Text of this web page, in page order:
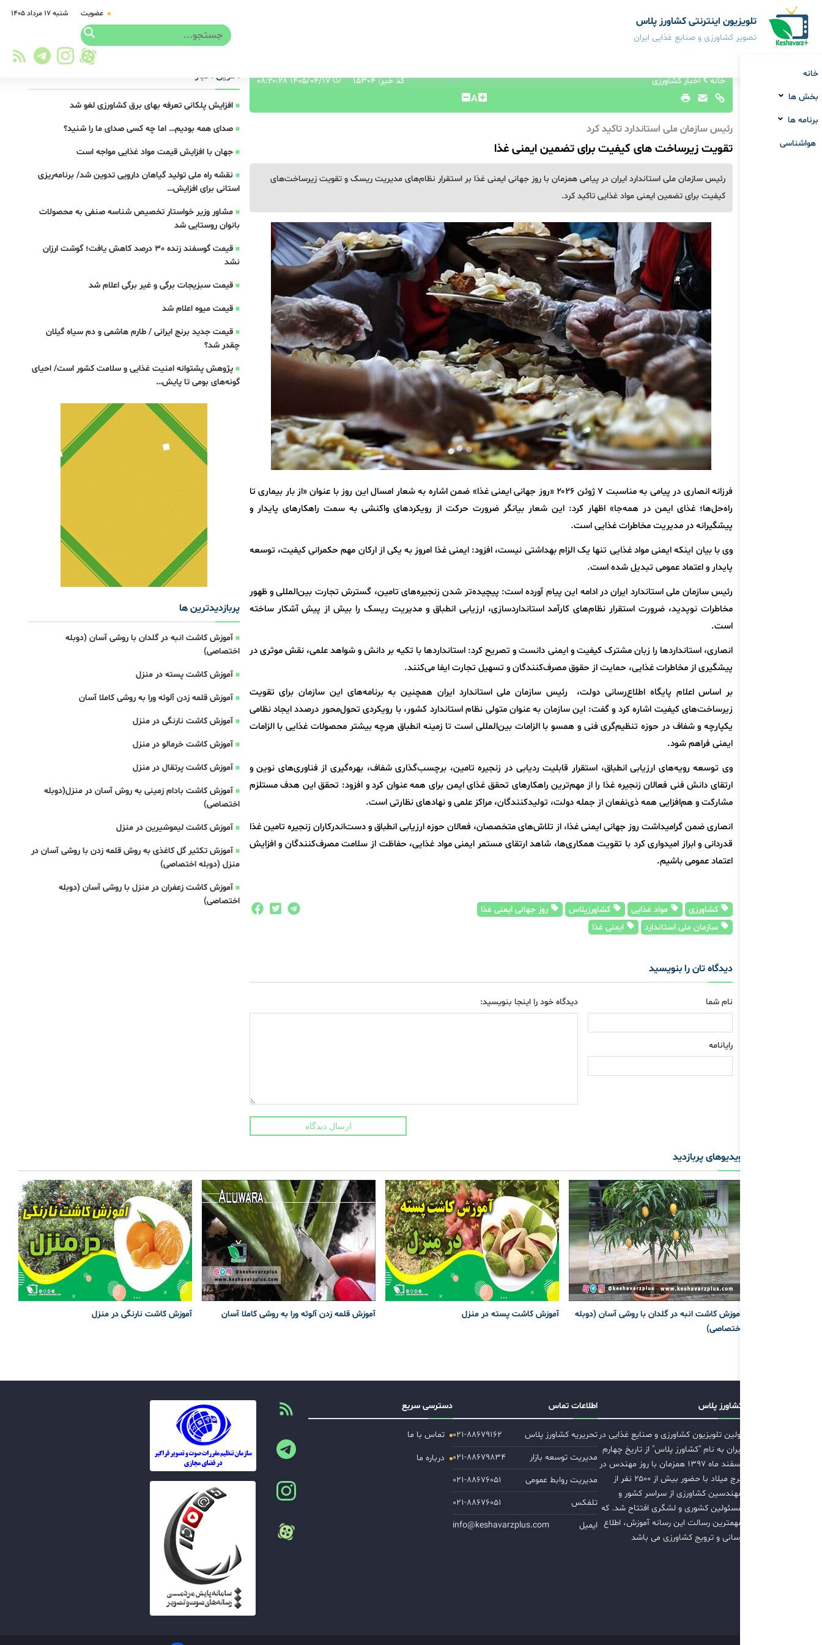
تلویزیون اینترنتی کشاورز پلاس
تصویر کشاورزی و صنایع غذایی ایران
عضویت شنبه ۱۷ مرداد ۱۴۰۵
خانه
بخش ها
برنامه ها
هواشناسی
خانه اخبار کشاورزی کد خبر: 15304 ۱۴۰۵/۰۴/۱۷ ۰۸:۲۰:۲۸
A
رئیس سازمان ملی استاندارد تاکید کرد
تقویت زیرساخت های کیفیت برای تضمین ایمنی غذا
رئیس سازمان ملی استاندارد ایران در پیامی همزمان با روز جهانی ایمنی غذا بر استقرار نظام‌های مدیریت ریسک و تقویت زیرساخت‌های
کیفیت برای تضمین ایمنی مواد غذایی تاکید کرد.
فرزانه انصاری در پیامی به مناسبت ۷ ژوئن ۲۰۲۶ «روز جهانی ایمنی غذا» ضمن اشاره به شعار امسال این روز با عنوان «از بار بیماری تا
راه‌حل‌ها؛ غذای ایمن در همه‌جا» اظهار کرد: این شعار بیانگر ضرورت حرکت از رویکردهای واکنشی به سمت راهکارهای پایدار و
پیشگیرانه در مدیریت مخاطرات غذایی است.
وی با بیان اینکه ایمنی مواد غذایی تنها یک الزام بهداشتی نیست، افزود: ایمنی غذا امروز به یکی از ارکان مهم حکمرانی کیفیت، توسعه
پایدار و اعتماد عمومی تبدیل شده است.
رئیس سازمان ملی استاندارد ایران در ادامه این پیام آورده است: پیچیده‌تر شدن زنجیره‌های تامین، گسترش تجارت بین‌المللی و ظهور
مخاطرات نوپدید، ضرورت استقرار نظام‌های کارآمد استانداردسازی، ارزیابی انطباق و مدیریت ریسک را بیش از پیش آشکار ساخته
است.
انصاری، استانداردها را زبان مشترک کیفیت و ایمنی دانست و تصریح کرد: استانداردها با تکیه بر دانش و شواهد علمی، نقش موثری در
پیشگیری از مخاطرات غذایی، حمایت از حقوق مصرف‌کنندگان و تسهیل تجارت ایفا می‌کنند.
بر اساس اعلام پایگاه اطلاع‌رسانی دولت، رئیس سازمان ملی استاندارد ایران همچنین به برنامه‌های این سازمان برای تقویت
زیرساخت‌های کیفیت اشاره کرد و گفت: این سازمان به عنوان متولی نظام استاندارد کشور، با رویکردی تحول‌محور درصدد ایجاد نظامی
یکپارچه و شفاف در حوزه تنظیم‌گری فنی و همسو با الزامات بین‌المللی است تا زمینه انطباق هرچه بیشتر محصولات غذایی با الزامات
ایمنی فراهم شود.
وی توسعه رویه‌های ارزیابی انطباق، استقرار قابلیت ردیابی در زنجیره تامین، برچسب‌گذاری شفاف، بهره‌گیری از فناوری‌های نوین و
ارتقای دانش فنی فعالان زنجیره غذا را از مهم‌ترین راهکارهای تحقق غذای ایمن برای همه عنوان کرد و افزود: تحقق این هدف مستلزم
مشارکت و هم‌افزایی همه ذی‌نفعان از جمله دولت، تولیدکنندگان، مراکز علمی و نهادهای نظارتی است.
انصاری ضمن گرامیداشت روز جهانی ایمنی غذا، از تلاش‌های متخصصان، فعالان حوزه ارزیابی انطباق و دست‌اندرکاران زنجیره تامین غذا
قدردانی و ابراز امیدواری کرد با تقویت همکاری‌ها، شاهد ارتقای مستمر ایمنی مواد غذایی، حفاظت از سلامت مصرف‌کنندگان و افزایش
اعتماد عمومی باشیم.
کشاورزی مواد غذایی کشاورزپلاس
روز جهانی ایمنی غذا
سازمان ملی استاندارد
ایمنی غذا
دیدگاه تان را بنویسید
نام شما
رایانامه
دیدگاه خود را اینجا بنویسید:
ارسال دیدگاه
آخرین اخبار
افزایش پلکانی تعرفه بهای برق کشاورزی لغو شد
صدای همه بودیم… اما چه کسی صدای ما را شنید؟
جهان با افزایش قیمت مواد غذایی مواجه است
نقشه راه ملی تولید گیاهان دارویی تدوین شد/ برنامه‌ریزی
استانی برای افزایش…
مشاور وزیر خواستار تخصیص شناسه صنفی به محصولات
بانوان روستایی شد
قیمت گوسفند زنده 30 درصد کاهش یافت؛ گوشت ارزان
نشد
قیمت سبزیجات برگی و غیر برگی اعلام شد
قیمت میوه اعلام شد
قیمت جدید برنج ایرانی / طارم هاشمی و دم سیاه گیلان
چقدر شد؟
پژوهش پشتوانه امنیت غذایی و سلامت کشور است/ احیای
گونه‌های بومی تا پایش…
پربازدیدترین ها
آموزش کاشت انبه در گلدان با روشی آسان (دوبله
اختصاصی)
آموزش کاشت پسته در منزل
آموزش قلمه زدن آلوئه ورا به روشی کاملا آسان
آموزش کاشت نارنگی در منزل
آموزش کاشت خرمالو در منزل
آموزش کاشت پرتقال در منزل
آموزش کاشت بادام زمینی به روش آسان در منزل(دوبله
اختصاصی)
آموزش کاشت لیموشیرین در منزل
آموزش تکثیر گل کاغذی به روش قلمه زدن با روشی آسان در
منزل (دوبله اختصاصی)
آموزش کاشت زعفران در منزل با روشی آسان (دوبله
اختصاصی)
ویدیوهای پربازدید
آموزش کاشت انبه در گلدان با روشی آسان (دوبله
اختصاصی)
آموزش کاشت پسته در منزل آموزش قلمه زدن آلوئه ورا به روشی کاملا آسان آموزش کاشت نارنگی در منزل
کشاورز پلاس
اولین تلویزیون کشاورزی و صنایع غذایی در
ایران به نام "کشاورز پلاس" از تاریخ چهارم
اسفند ماه ۱۳۹۷ همزمان با روز مهندس در
برج میلاد با حضور بیش از ۲۵۰۰ نفر از
مهندسین کشاورزی از سراسر کشور و
مسئولین کشوری و لشگری افتتاح شد. که
مهمترین رسالت این رسانه آموزش، اطلاع
رسانی و ترویج کشاورزی می باشد
اطلاعات تماس
تحریریه کشاورز پلاس
۰۲۱-۸۸۶۷۹۱۶۲
مدیریت توسعه بازار
۰۲۱-۸۸۶۷۹۸۳۴
مدیریت روابط عمومی
۰۲۱-۸۸۶۷۶۰۵۱
تلفکس
۰۲۱-۸۸۶۷۶۰۵۱
ایمیل
info@keshavarzplus.com
دسترسی سریع
تماس با ما
درباره ما